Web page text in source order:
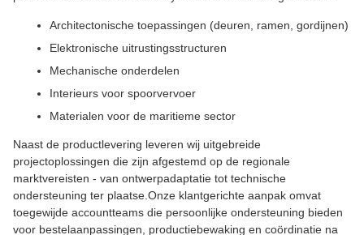
Architectonische toepassingen (deuren, ramen, gordijnen)
Elektronische uitrustingsstructuren
Mechanische onderdelen
Interieurs voor spoorvervoer
Materialen voor de maritieme sector
Naast de productlevering leveren wij uitgebreide
projectoplossingen die zijn afgestemd op de regionale
marktvereisten - van ontwerpadaptatie tot technische
ondersteuning ter plaatse.Onze klantgerichte aanpak omvat
toegewijde accountteams die persoonlijke ondersteuning bieden
voor bestelaanpassingen, productiebewaking en coördinatie na